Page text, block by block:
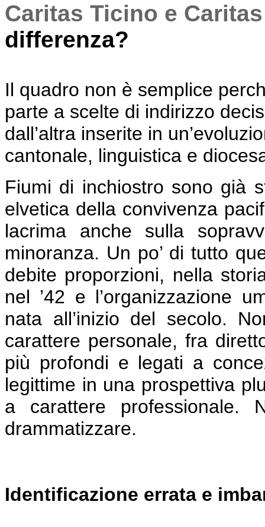
Caritas Ticino e
differenza?
Il quadro non è semplice
parte a scelte di indirizzo
dall’altra inserite in
cantonale, linguistica e
Fiumi di inchiostro sono già
elvetica della convivenza
lacrima anche sulla
minoranza. Un po’ di tutto
debite proporzioni, nella
nel ’42 e l’organizzazione
nata all’inizio del secolo.
carattere personale, fra
più profondi e legati a
legittime in una prospettiva
a carattere professionale.
drammatizzare.
Identificazione errata e